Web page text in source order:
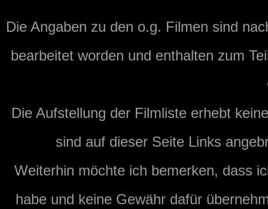
Die Angaben zu den o.g. Filmen sind
bearbeitet worden und enthalten zum
Die Aufstellung der Filmliste erhebt
sind auf dieser Seite Links
Weiterhin möchte ich bemerken, dass
habe und keine Gewähr dafür